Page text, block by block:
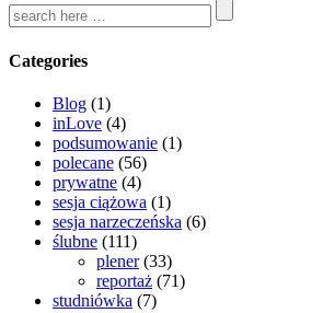
Categories
Blog (1)
inLove (4)
podsumowanie (1)
polecane (56)
prywatne (4)
sesja ciążowa (1)
sesja narzeczeńska (6)
ślubne (111)
plener(33)
reportaż (71)
studniówka (7)